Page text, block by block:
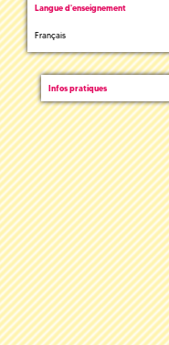
Langue d'enseignement
Français
Infos pratiques